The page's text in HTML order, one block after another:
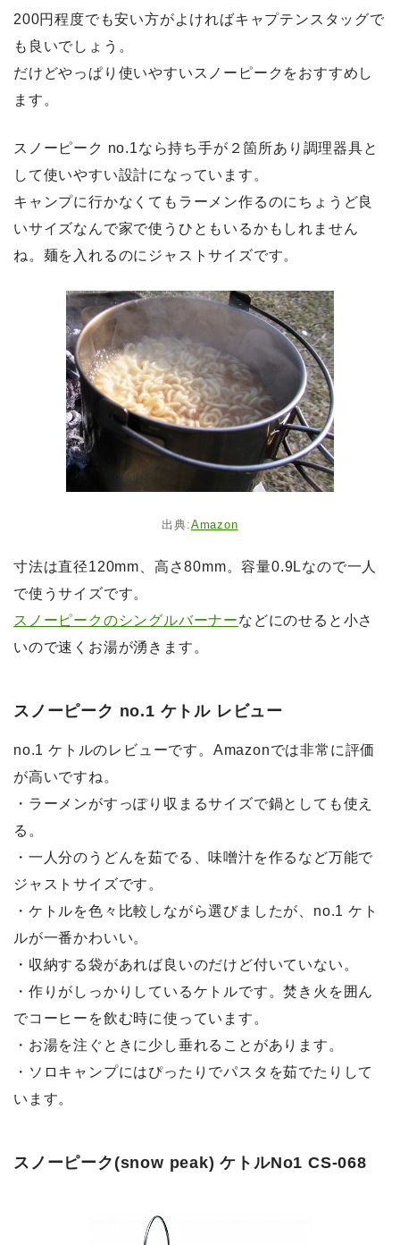
200円程度でも安い方がよければキャプテンスタッグで
も良いでしょう。
だけどやっぱり使いやすいスノーピークをおすすめし
ます。
スノーピーク no.1なら持ち手が２箇所あり調理器具と
して使いやすい設計になっています。
キャンプに行かなくてもラーメン作るのにちょうど良
いサイズなんで家で使うひともいるかもしれません
ね。麺を入れるのにジャストサイズです。
出典:Amazon
寸法は直径120mm、高さ80mm。容量0.9Lなので一人
で使うサイズです。
スノーピークのシングルバーナーなどにのせると小さ
いので速くお湯が湧きます。
スノーピーク no.1 ケトル レビュー
no.1 ケトルのレビューです。Amazonでは非常に評価
が高いですね。
・ラーメンがすっぽり収まるサイズで鍋としても使え
る。
・一人分のうどんを茹でる、味噌汁を作るなど万能で
ジャストサイズです。
・ケトルを色々比較しながら選びましたが、no.1 ケト
ルが一番かわいい。
・収納する袋があれば良いのだけど付いていない。
・作りがしっかりしているケトルです。焚き火を囲ん
でコーヒーを飲む時に使っています。
・お湯を注ぐときに少し垂れることがあります。
・ソロキャンプにはぴったりでパスタを茹でたりして
います。
スノーピーク(snow peak) ケトルNo1 CS-068